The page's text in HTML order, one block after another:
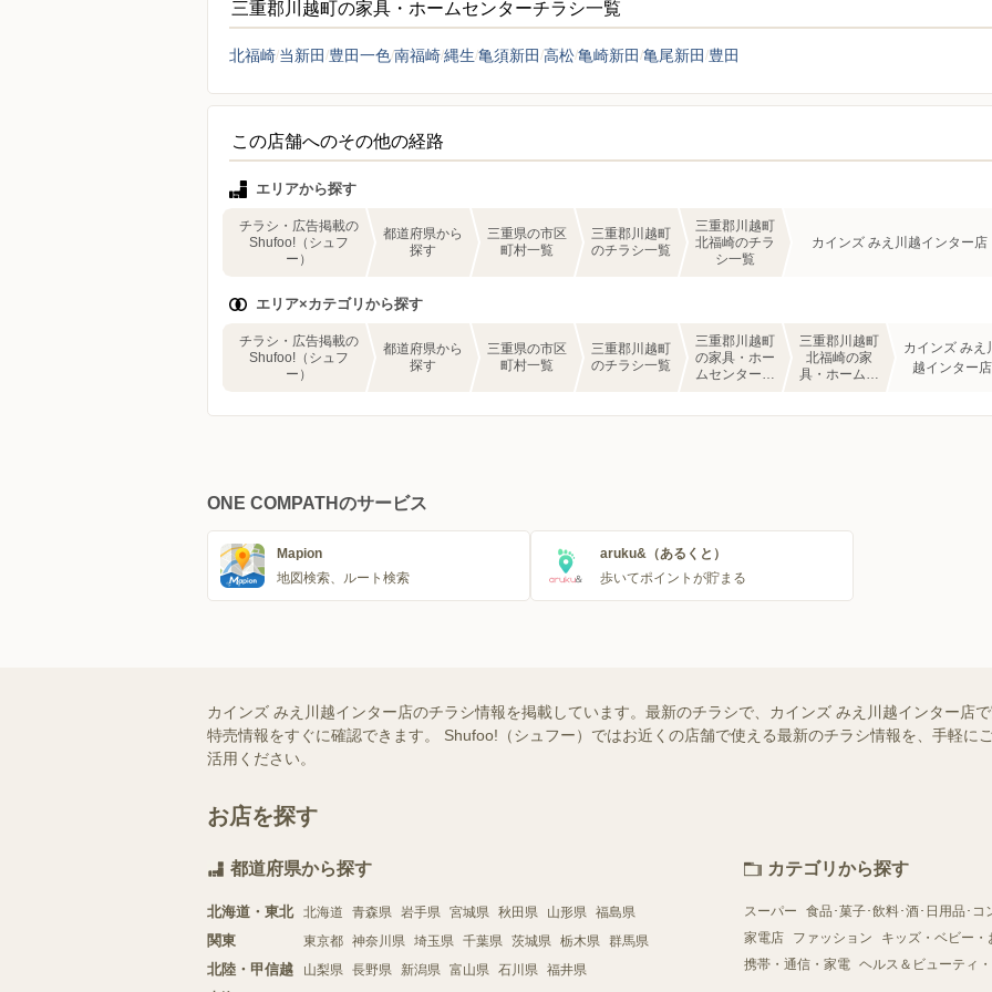
三重郡川越町の家具・ホームセンターチラシ一覧
北福崎 当新田 豊田一色南福崎縄生 亀須新田 高松亀崎新田 亀尾新田 豊田
この店舗へのその他の経路
エリアから探す
チラシ・広告掲載の
Shufoo!（シュフ
ー）
都道府県から
探す
三重県の市区
町村一覧
三重郡川越町
のチラシ一覧
三重郡川越町
北福崎のチラ
シ一覧
カインズ みえ川越インター店
エリア×カテゴリから探す
チラシ・広告掲載の
Shufoo!（シュフ
ー）
都道府県から
探す
三重県の市区
町村一覧
三重郡川越町
のチラシ一覧
三重郡川越町
の家具・ホー
ムセンターの
三重郡川越町
北福崎の家
具・ホームセ
カインズ みえ
越インター店
ONE COMPATHのサービス
Mapion
地図検索、ルート検索
aruku&（あるくと）
歩いてポイントが貯まる
カインズ みえ川越インター店のチラシ情報を掲載しています。最新のチラシで、カインズ みえ川越インター店
特売情報をすぐに確認できます。 Shufoo!（シュフー）ではお近くの店舗で使える最新のチラシ情報を、手軽に
活用ください。
お店を探す
都道府県から探す
北海道・東北 北海道 青森県 岩手県 宮城県 秋田県 山形県 福島県
関東 東京都 神奈川県 埼玉県 千葉県 茨城県 栃木県 群馬県
北陸・甲信越 山梨県 長野県 新潟県 富山県 石川県 福井県
カテゴリから探す
スーパー
食品･菓子･飲料･酒･日用品･コ
家電店
ファッション
キッズ・ベビー・
携帯・通信・家電 ヘルス＆ビューティ